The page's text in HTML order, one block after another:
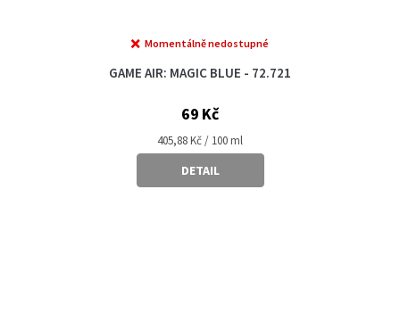
GAME AIR: MAGIC BLUE - 72.721
Momentálně nedostupné
69 Kč
Měrná
cena:
405,88 Kč / 100 ml
DETAIL